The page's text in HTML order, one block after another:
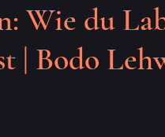
Wie du
| Bodo